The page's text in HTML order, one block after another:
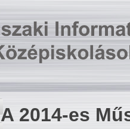
A 2014-es